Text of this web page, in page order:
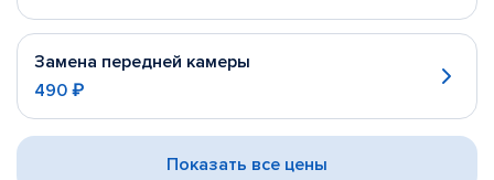
Замена передней камеры
490 ₽
Показать все цены